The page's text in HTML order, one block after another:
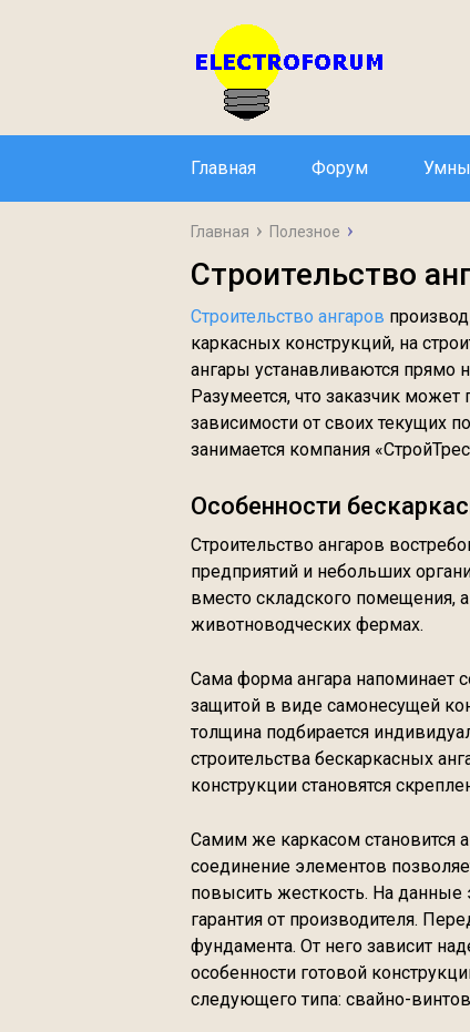
Главная Форум
Главная Полезное
Строительство
Строительство ангаров
каркасных конструкций, на
ангары устанавливаются прямо
Разумеется, что заказчик
зависимости от своих текущих
занимается компания
Особенности
Строительство ангаров
предприятий и небольших
вместо складского помещения,
животноводческих фермах.
Сама форма ангара напоминает
защитой в виде самонесущей
толщина подбирается
строительства бескаркасных
конструкции становятся
Самим же каркасом становится
соединение элементов
повысить жесткость. На данные
гарантия от производителя.
фундамента. От него зависит
особенности готовой
следующего типа: свайно-